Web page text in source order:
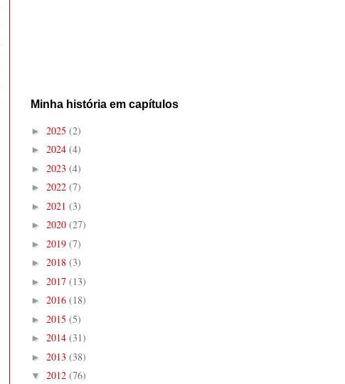
Minha história em capítulos
► 2025 (2)
► 2024 (4)
► 2023 (4)
► 2022 (7)
► 2021 (3)
► 2020 (27)
► 2019 (7)
► 2018 (3)
► 2017 (13)
► 2016 (18)
► 2015 (5)
► 2014 (31)
► 2013 (38)
▼ 2012 (76)